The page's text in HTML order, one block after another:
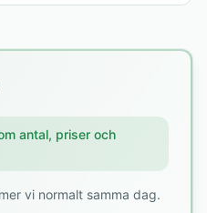
antal, priser och
vi normalt samma dag.